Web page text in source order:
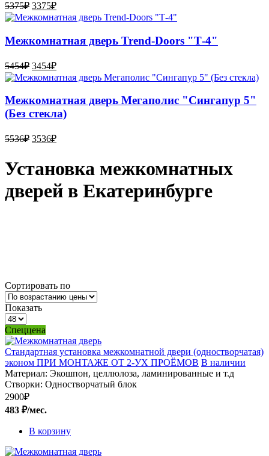
5375₽ 3375₽
Межкомнатная дверь Trend-Doоrs "Т-4"
5454₽ 3454₽
Межкомнатная дверь Мегаполис "Сингапур 5"
(Без стекла)
5536₽ 3536₽
Установка межкомнатных
дверей в Екатеринбурге
Сортировать по
Показать
Спеццена
Стандартная установка межкомнатной двери (одностворчатая)
эконом ПРИ МОНТАЖЕ ОТ 2-УХ ПРОЁМОВ В наличии
Материал: Экошпон, целлюлоза, ламинированные и т.д
Створки: Одностворчатый блок
2900₽
483 ₽/мес.
В корзину